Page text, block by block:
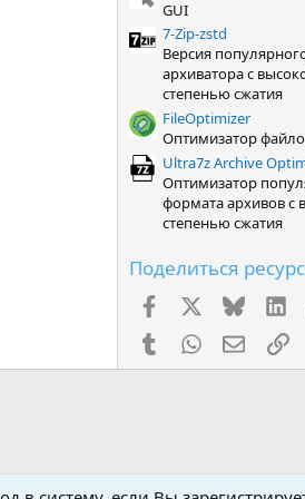
GUI
7-Zip-zstd
Версия
архиватора с
степенью сжатия
FileOptimizer
Оптимизатор
Ultra7z Archive
Оптимизатор
формата архивов с
степенью сжатия
Поделиться
FacebookX (Twitter)
Bluesky
TumblrWhatsApp